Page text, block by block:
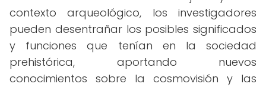
contexto arqueológico, los investigadores
pueden desentrañar los posibles significados
y funciones que tenían en la sociedad
prehistórica, aportando nuevos
conocimientos sobre la cosmovisión y las